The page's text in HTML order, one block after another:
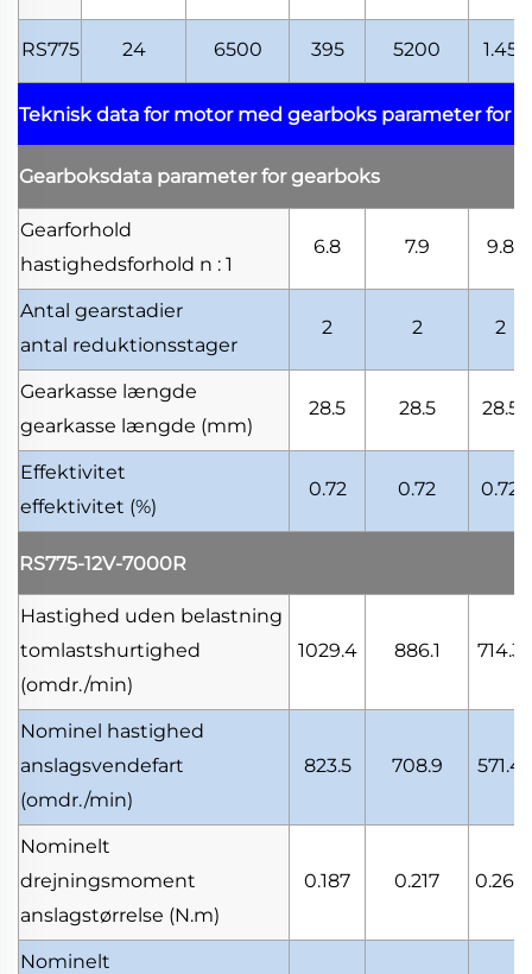
RS775 24 6500 395 5200 1.45
Teknisk data for motor med gearboks parameter for
Gearboksdata parameter for gearboks
Gearforhold
hastighedsforhold n : 1
6.8 7.9 9.8
Antal gearstadier
antal reduktionsstager
2 2 2
Gearkasse længde
gearkasse længde (mm)
28.5 28.5 28.5
Effektivitet
effektivitet (%)
0.72 0.72 0.72
RS775-12V-7000R
Hastighed uden belastning
tomlastshurtighed
(omdr./min)
1029.4 886.1 714.3
Nominel hastighed
anslagsvendefart
(omdr./min)
823.5 708.9 571.4
Nominelt
drejningsmoment
anslagstørrelse (N.m)
0.187 0.217 0.269
Nominelt